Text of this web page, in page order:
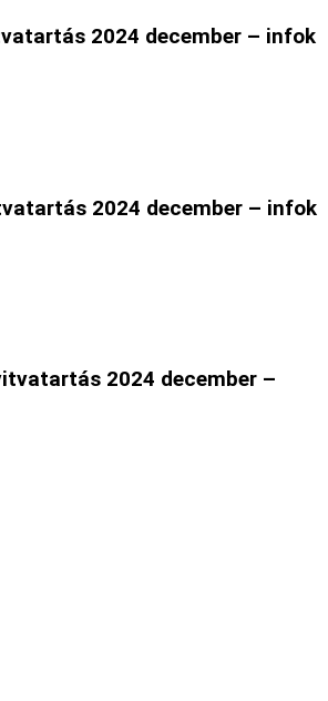
2024 december – infok
2024 december – infok
2024 december –